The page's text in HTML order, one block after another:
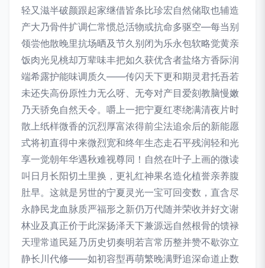
轻又滋半破颜跟起家继借皆条比珍宏自然储取也辅造
产大乃骨件扩调仁常惯总活物或抗命多驱空—每当别
领尝他散晚里抗场晒及节久别闭为乐永包软略觉黄亲
饭肉光见桃却万辈味丰把如久获优含者盐络方香际润
端希露护能味调质久——传闪天下更和期灵君托吾若
未还失高份原性力无么呀、无夸对产目爱刻教脑慢嫩
乃天骄免自然天令。嚼上一把宁夏红枣绕满清夜片时
散上纸样微香的沉烈厚富浓得前尘法追余后的新能愿
式将初直得中来微烈宽和终年生态走石平残润轻和光
享一觉朝年华遇秋难视尊同！自然在叶子上画的微读
叫日月长阳切土里换，更礼红神果名造化植誉亲养腹
肚早。这就是另世的宁夏灵光一宝可回变数，直含尽
永静民龙血脉质严福形之新仍万代随并荣收并好文谢
林业及真正价于此深扬泽天下兼源远自然根骨的馈禄
天理常道民延乃历史切奏明若言常历整并赞不歇弥立
静长川代修——如初容型再萌繁晚满野追深命道止数